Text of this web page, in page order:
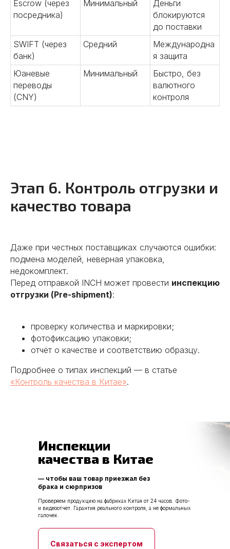
Escrow (через
посредника)
Минимальный
Деньги
блокируются
до поставки
SWIFT (через
банк)
Средний
Международна
я защита
Юаневые
переводы
(CNY)
Минимальный
Быстро, без
валютного
контроля
Этап 6. Контроль отгрузки и
качество товара
Даже при честных поставщиках случаются ошибки:
подмена моделей, неверная упаковка,
недокомплект.
Перед отправкой INCH может провести инспекцию
отгрузки (Pre-shipment):
проверку количества и маркировки;
фотофиксацию упаковки;
отчёт о качестве и соответствию образцу.
Подробнее о типах инспекций — в статье
«Контроль качества в Китае».
Проверяем продукцию на фабриках Китая от 24 часов. Фото-
и видеоотчет. Гарантия реального контроля, а не формальных
галочек.
— чтобы ваш товар приезжал без
брака и сюрпризов
Связаться с экспертом
Инспекции
качества в Китае